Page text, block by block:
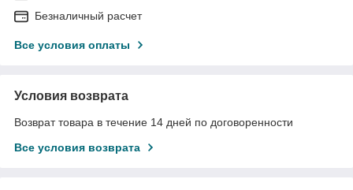
Безналичный расчет
Все условия оплаты
Условия возврата
Возврат товара в течение 14 дней по договоренности
Все условия возврата